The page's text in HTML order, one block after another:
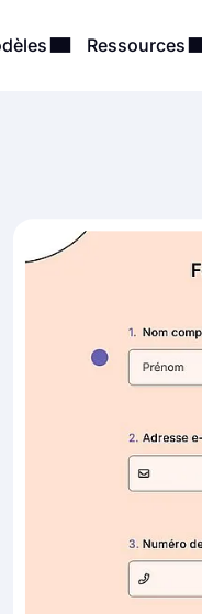
Ressources